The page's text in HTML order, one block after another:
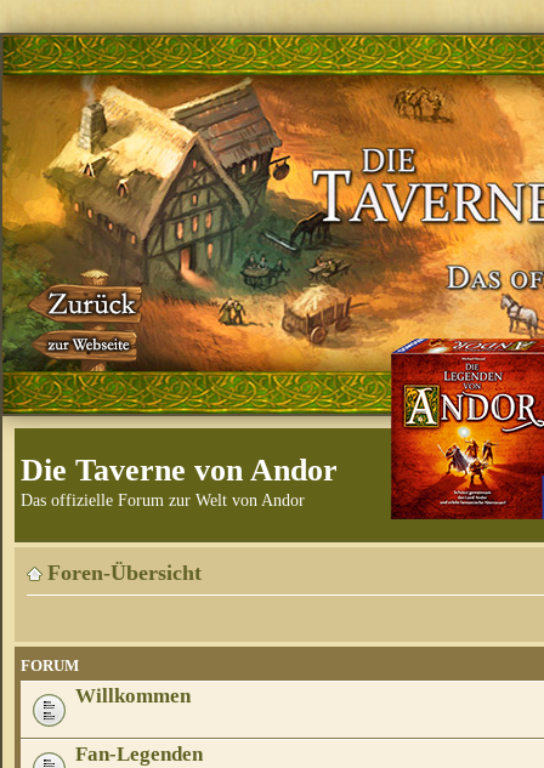
Die Taverne von Andor
Das offizielle Forum zur Welt von Andor
Foren-Übersicht
FORUM
Willkommen
Fan-Legenden